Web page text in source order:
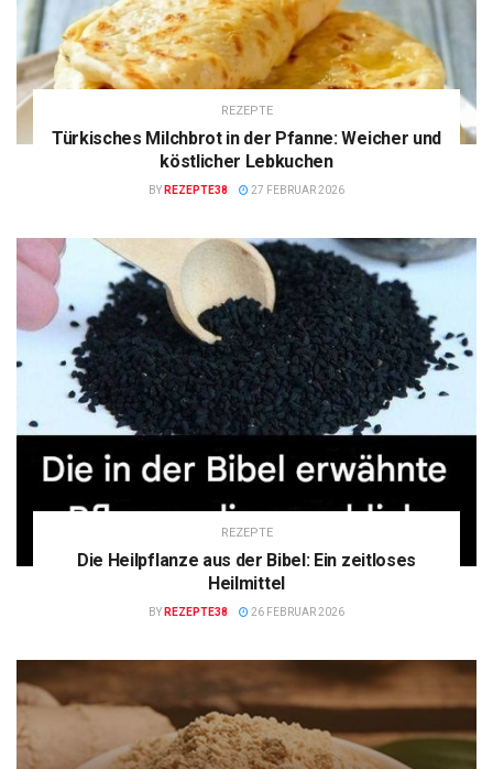
REZEPTE
Türkisches Milchbrot in der Pfanne: Weicher und
köstlicher Lebkuchen
BY REZEPTE38 27 FEBRUAR 2026
REZEPTE
Die Heilpflanze aus der Bibel: Ein zeitloses
Heilmittel
BY REZEPTE38 26 FEBRUAR 2026